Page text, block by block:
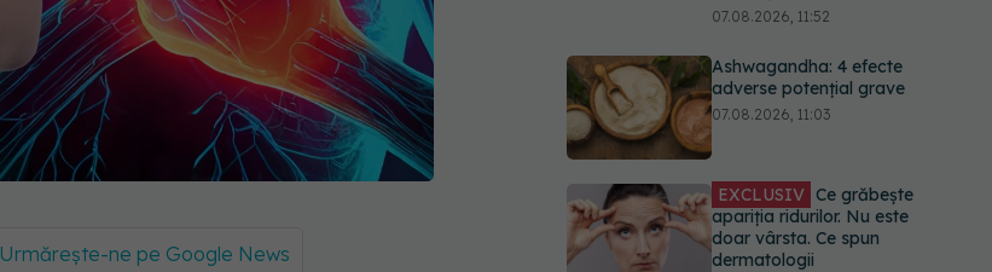
Urmărește-ne pe Google News
07.08.2026, 11:52
Ashwagandha: 4 efecte
adverse potențial grave
07.08.2026, 11:03
EXCLUSIV Ce grăbește
apariția ridurilor. Nu este
doar vârsta. Ce spun
dermatologii